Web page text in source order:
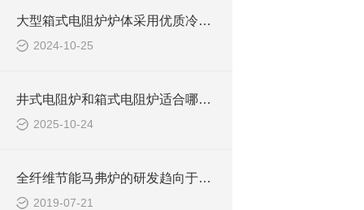
大型箱式电阻炉炉体采用优质冷轧钢板或不锈钢板制作
2024-10-25
井式电阻炉和箱式电阻炉适合哪些场合使用
2025-10-24
全纤维节能马弗炉的研发趋向于环保节能
2019-07-21